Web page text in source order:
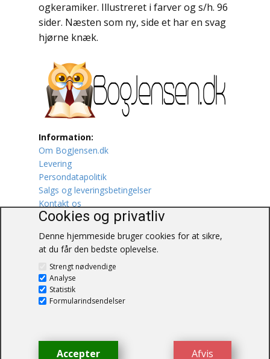
Kunst
Landbrug / Skovbrug
Litteraturhistorie
Lokalhistorie / Topografi
Lufttrafik / Fly
Lystfiskeri
Mad
Musik
Mytologi / Sagn / Sagaer
Naturen
Oldtidskundskab
Ordbøger
ogkeramiker. Illustreret i farver og s/h. 96
sider. Næsten som ny, side et har en svag
hjørne knæk.
Information:
Om BogJensen.dk
Levering
Persondatapolitik
Salgs og leveringsbetingelser
Kontakt os
Blåkærvej 25
6052 Viuf
Tlf.:60703190
© BogJensen.dk – Alle rettigheder
Cookies og privatliv
Denne hjemmeside bruger cookies for at sikre,
at du får den bedste oplevelse.
Strengt nødvendige
Analyse
Statistik
Formularindsendelser
Afvis
Accepter